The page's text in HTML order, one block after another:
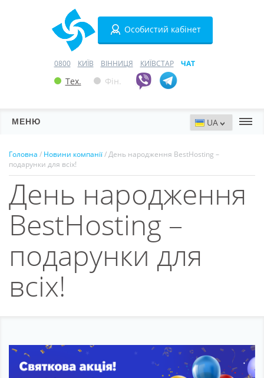
Особистий кабінет
0800 КИЇВ ВІННИЦЯ КИЇВСТАР ЧАТ
Тех. Фін.
МЕНЮ
Хостинг
Домени
VPN
Партнерство
Підтримка
Головна / Новини компанії/ День народження BestHosting –
подарунки для всіх!
День народження
BestHosting –
подарунки для
всіх!